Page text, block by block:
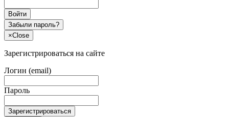
Войти
Забыли пароль?
×Close
Зарегистрироваться на сайте
Логин (email)
Пароль
Зарегистрироваться